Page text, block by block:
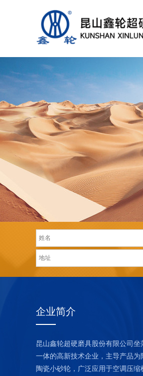
企业简介
昆山鑫轮超硬磨具股份有限公司
一体的高新技术企业，主导产品
陶瓷小砂轮，广泛应用于空调压